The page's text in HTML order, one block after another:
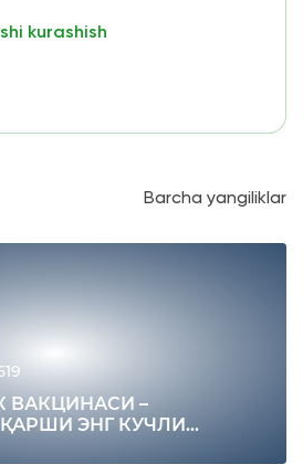
kurashish
Barcha yangiliklar
ВАКЦИНАСИ –
ЭНГ КУЧЛИ